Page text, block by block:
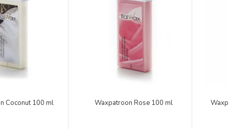
Coconut 100 ml Waxpatroon Rose 100 ml